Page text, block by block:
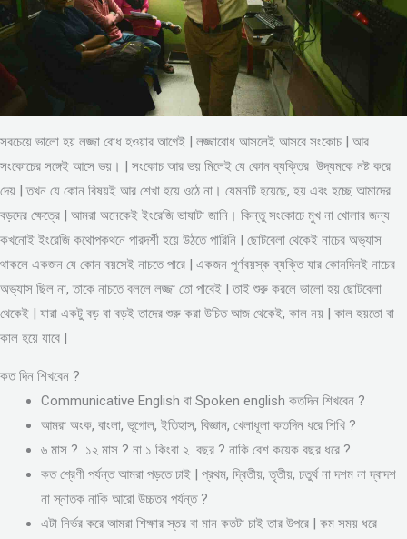
সবচেয়ে ভালো হয় লজ্জা বোধ হওয়ার আগেই | লজ্জাবোধ আসলেই আসবে সংকোচ | আর
সংকোচের সঙ্গেই আসে ভয়। | সংকোচ আর ভয় মিলেই যে কোন ব্যক্তির উদ্যমকে নষ্ট করে
দেয় | তখন যে কোন বিষয়ই আর শেখা হয়ে ওঠে না। যেমনটি হয়েছে, হয় এবং হচ্ছে আমাদের
বড়দের ক্ষেত্রে | আমরা অনেকেই ইংরেজি ভাষাটা জানি। কিন্তু সংকোচে মুখ না খোলার জন্য
কখনোই ইংরেজি কথোপকথনে পারদর্শী হয়ে উঠতে পারিনি | ছোটবেলা থেকেই নাচের অভ্যাস
থাকলে একজন যে কোন বয়সেই নাচতে পারে | একজন পূর্ণবয়স্ক ব্যক্তি যার কোনদিনই নাচের
অভ্যাস ছিল না, তাকে নাচতে বললে লজ্জা তো পাবেই | তাই শুরু করলে ভালো হয় ছোটবেলা
থেকেই | যারা একটু বড় বা বড়ই তাদের শুরু করা উচিত আজ থেকেই, কাল নয় | কাল হয়তো বা
কাল হয়ে যাবে |
কত দিন শিখবেন ?
Communicative English বা Spoken english কতদিন শিখবেন ?
আমরা অংক, বাংলা, ভূগোল, ইতিহাস, বিজ্ঞান, খেলাধূলা কতদিন ধরে শিখি ?
৬ মাস ? ১২ মাস ? না ১ কিংবা ২ বছর ? নাকি বেশ কয়েক বছর ধরে ?
কত শ্রেণী পর্যন্ত আমরা পড়তে চাই | প্রথম, দ্বিতীয়, তৃতীয়, চতুর্থ না দশম না দ্বাদশ
না স্নাতক নাকি আরো উচ্চতর পর্যন্ত ?
এটা নির্ভর করে আমরা শিক্ষার স্তর বা মান কতটা চাই তার উপরে | কম সময় ধরে